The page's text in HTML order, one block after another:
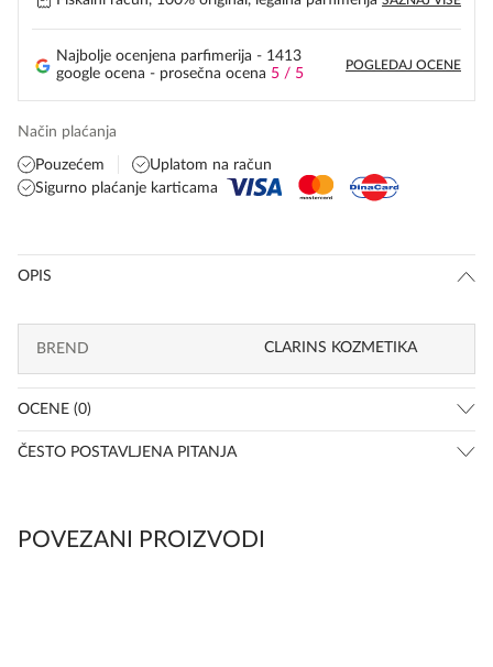
Najbolje ocenjena parfimerija - 1413
google ocena - prosečna ocena 5 / 5
POGLEDAJ OCENE
Način plaćanja
Pouzećem
Uplatom na račun
Sigurno plaćanje karticama
OPIS
BREND CLARINS KOZMETIKA
OCENE (0)
ČESTO POSTAVLJENA PITANJA
POVEZANI PROIZVODI